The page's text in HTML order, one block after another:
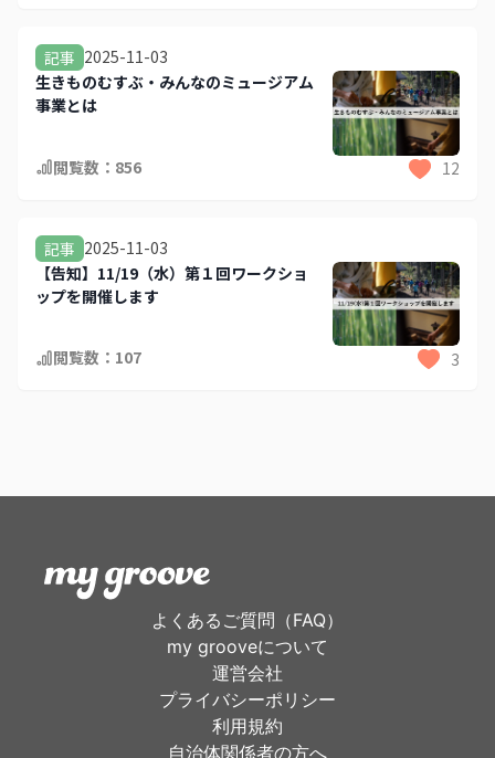
記事 2025-11-03
生きものむすぶ・みんなのミュージアム
事業とは
閲覧数： 856 12
記事 2025-11-03
【告知】11/19（水）第１回ワークショ
ップを開催します
閲覧数： 107 3
よくあるご質問（FAQ）
my grooveについて
運営会社
プライバシーポリシー
利用規約
自治体関係者の方へ